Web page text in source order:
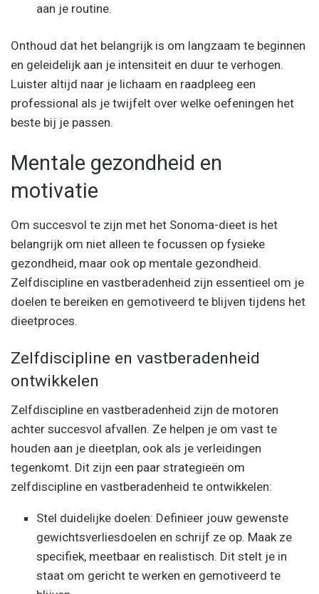
aan je routine.
Onthoud dat het belangrijk is om langzaam te beginnen
en geleidelijk aan je intensiteit en duur te verhogen.
Luister altijd naar je lichaam en raadpleeg een
professional als je twijfelt over welke oefeningen het
beste bij je passen.
Mentale gezondheid en
motivatie
Om succesvol te zijn met het Sonoma-dieet is het
belangrijk om niet alleen te focussen op fysieke
gezondheid, maar ook op mentale gezondheid.
Zelfdiscipline en vastberadenheid zijn essentieel om je
doelen te bereiken en gemotiveerd te blijven tijdens het
dieetproces.
Zelfdiscipline en vastberadenheid
ontwikkelen
Zelfdiscipline en vastberadenheid zijn de motoren
achter succesvol afvallen. Ze helpen je om vast te
houden aan je dieetplan, ook als je verleidingen
tegenkomt. Dit zijn een paar strategieën om
zelfdiscipline en vastberadenheid te ontwikkelen:
Stel duidelijke doelen: Definieer jouw gewenste
gewichtsverliesdoelen en schrijf ze op. Maak ze
specifiek, meetbaar en realistisch. Dit stelt je in
staat om gericht te werken en gemotiveerd te